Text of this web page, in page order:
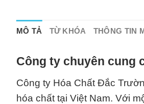
MÔ TẢ TỪ KHÓA THÔNG TIN
Công ty chuyên cung
Công ty Hóa Chất Đắc
hóa chất tại Việt Nam. Với